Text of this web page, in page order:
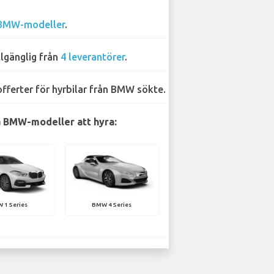
modeller.
från 4 leverantörer.
för hyrbilar från BMW sökte.
BMW-modeller att hyra:
1 Series BMW 4 Series